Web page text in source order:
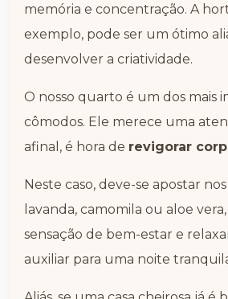
memória e concentração. A
exemplo, pode ser um ótimo
desenvolver a criatividade.
O nosso quarto é um dos mais
cômodos. Ele merece uma
afinal, é hora de revigorar
Neste caso, deve-se apostar
lavanda, camomila ou aloe
sensação de bem-estar e
auxiliar para uma noite